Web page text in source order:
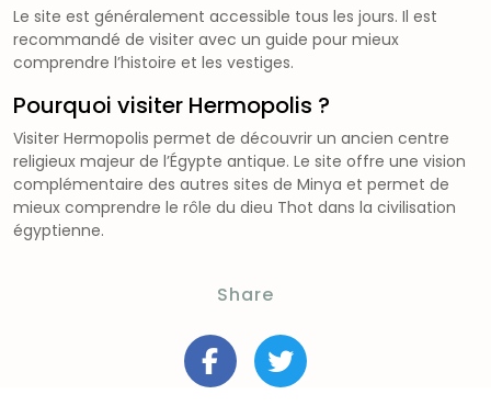
Le site est généralement accessible tous les jours. Il est
recommandé de visiter avec un guide pour mieux
comprendre l’histoire et les vestiges.
Pourquoi visiter Hermopolis ?
Visiter Hermopolis permet de découvrir un ancien centre
religieux majeur de l’Égypte antique. Le site offre une vision
complémentaire des autres sites de Minya et permet de
mieux comprendre le rôle du dieu Thot dans la civilisation
égyptienne.
Share